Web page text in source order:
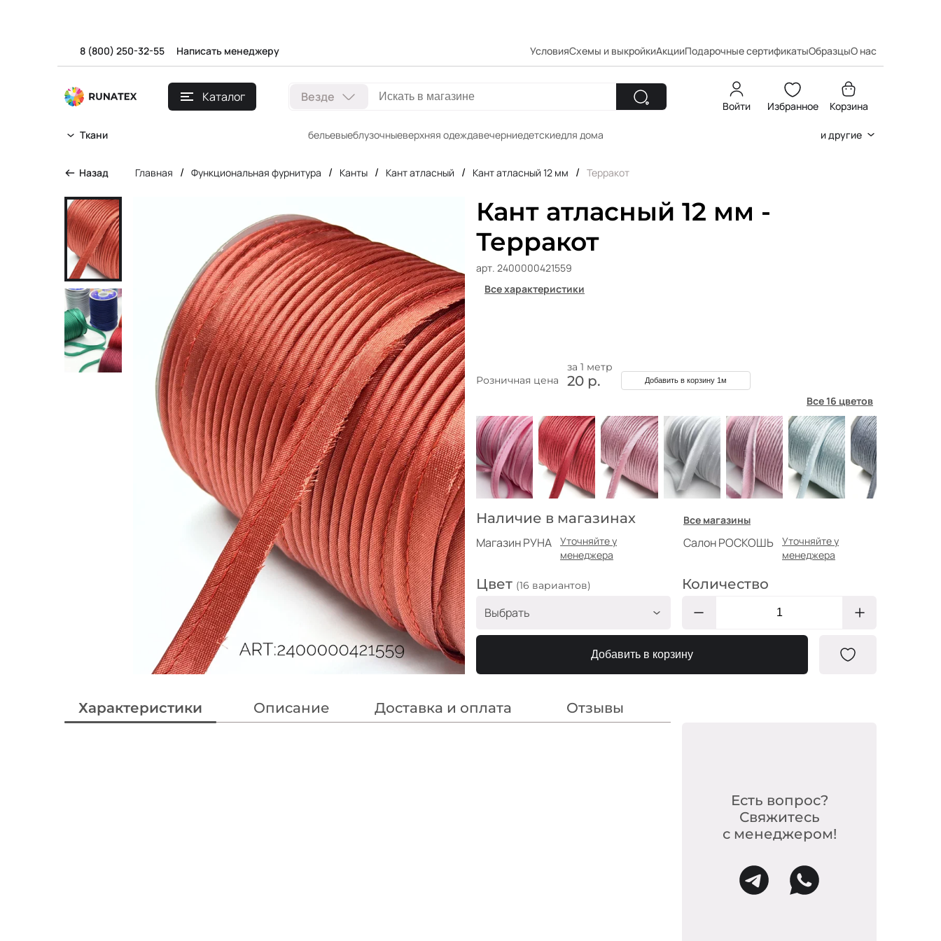
8 (800) 250-32-55 Написать менеджеру УсловияСхемы и выкройкиАкцииПодарочные сертификатыОбразцыО нас
Каталог Везде
Войти Избранное Корзина
Ткани бельевыеблузочныеверхняя одеждавечерниедетскиедля дома и другие
Назад Главная / Функциональная фурнитура / Канты / Кант атласный / Кант атласный 12 мм / Терракот
Кант атласный 12 мм -
Терракот
арт. 2400000421559
Все характеристики
за 1 метр
Розничная цена
20 р. Добавить в корзину 1м
Все 16 цветов
Наличие в магазинах Все магазины
Магазин РУНА
Уточняйте у
менеджера
Салон РОСКОШЬ
Уточняйте у
менеджера
Цвет (16 вариантов)
Выбрать
Розовый
2400000421528
Коричневый
Гр.Розовый
2400000421535
Белый/6001
2400000110897
Количество
Добавить в корзину
Характеристики Описание Доставка и оплата Отзывы
Есть вопрос?
Свяжитесь
с менеджером!